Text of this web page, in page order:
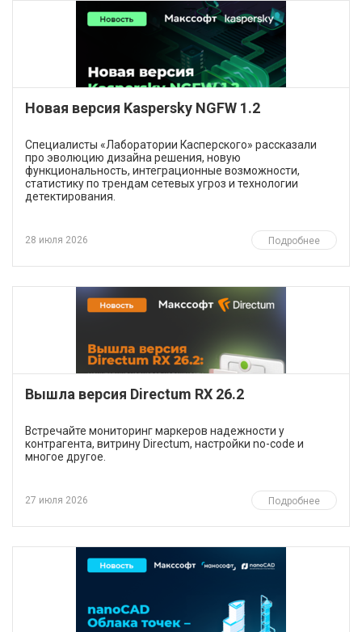
Новая версия Kaspersky NGFW 1.2
​Специалисты «Лаборатории Касперского» рассказали
про эволюцию дизайна решения, новую
функциональность, интеграционные возможности,
статистику по трендам сетевых угроз и технологии
детектирования.
28 июля 2026 Подробнее
Вышла версия Directum RX 26.2
Встречайте мониторинг маркеров надежности у
контрагента, витрину Directum, настройки no-code и
многое другое.
27 июля 2026 Подробнее